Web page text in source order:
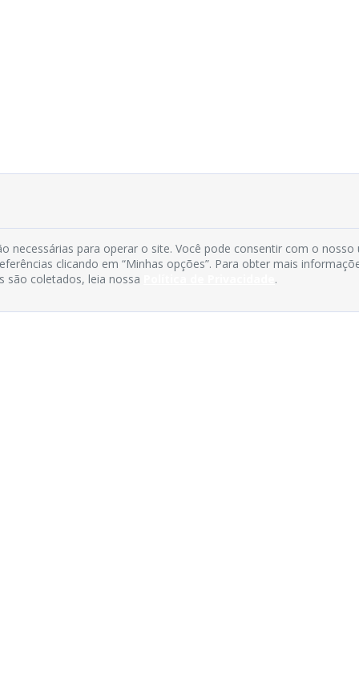
necessárias para operar o site. Você pode consentir com o nosso
clicando em “Minhas opções”. Para obter mais
são coletados, leia nossa
.